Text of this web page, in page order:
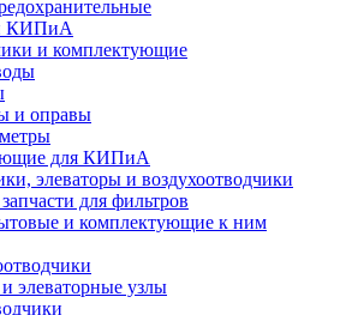
КИПиА
и комплектующие
и оправы
для КИПиА
элеваторы и воздухоотводчики
для фильтров
и комплектующие к ним
элеваторные узлы